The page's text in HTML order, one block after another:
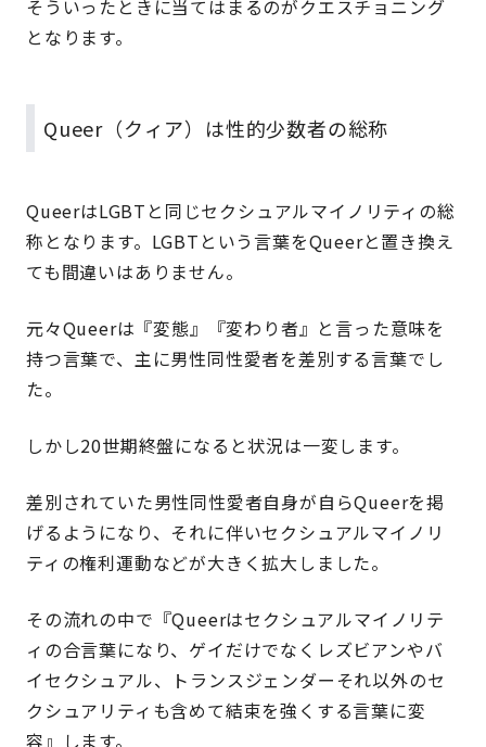
そういったときに当てはまるのがクエスチョニング
となります。
Queer（クィア）は性的少数者の総称
QueerはLGBTと同じセクシュアルマイノリティの総
称となります。LGBTという言葉をQueerと置き換え
ても間違いはありません。
元々Queerは『変態』『変わり者』と言った意味を
持つ言葉で、主に男性同性愛者を差別する言葉でし
た。
しかし20世期終盤になると状況は一変します。
差別されていた男性同性愛者自身が自らQueerを掲
げるようになり、それに伴いセクシュアルマイノリ
ティの権利運動などが大きく拡大しました。
その流れの中で『Queerはセクシュアルマイノリテ
ィの合言葉になり、ゲイだけでなくレズビアンやバ
イセクシュアル、トランスジェンダーそれ以外のセ
クシュアリティも含めて結束を強くする言葉に変
容』します。